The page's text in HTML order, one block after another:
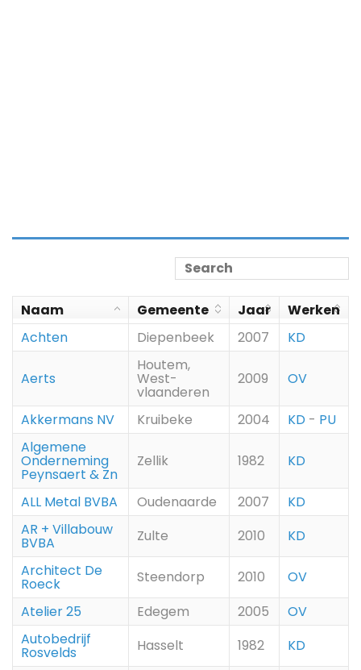
Naam Gemeente Jaar
Werken
Achten
Diepenbeek 2007 KD
Aerts
Houtem,
West-
vlaanderen
2009 OV
Akkermans NV Kruibeke 2004 KD - PU
Algemene
Onderneming
Peynsaert & Zn
Zellik 1982 KD
ALL Metal BVBA Oudenaarde 2007
KD
AR + Villabouw
BVBA Zulte 2010
KD
Architect De
Roeck Steendorp 2010
OV
Atelier 25
Edegem 2005
OV
Autobedrijf
Rosvelds Hasselt 1982
KD